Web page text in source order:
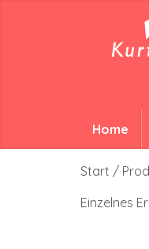
Home
Start /
Einzelnes